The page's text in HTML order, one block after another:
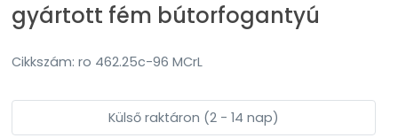
gyártott fém bútorfogantyú
Cikkszám: ro 462.25c-96 MCrL
Külső raktáron (2 - 14 nap)